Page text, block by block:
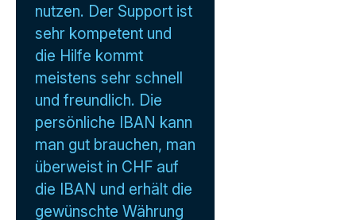
nutzen. Der Support ist
sehr kompetent und
die Hilfe kommt
meistens sehr schnell
und freundlich. Die
persönliche IBAN kann
man gut brauchen, man
überweist in CHF auf
die IBAN und erhält die
gewünschte Währung